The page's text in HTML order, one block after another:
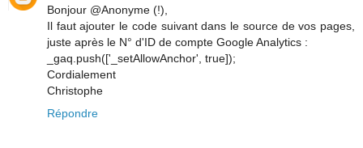
Bonjour @Anonyme (!),
Il faut ajouter le code suivant dans le source de vos pages,
juste après le N° d'ID de compte Google Analytics :
_gaq.push(['_setAllowAnchor', true]);
Cordialement
Christophe
Répondre